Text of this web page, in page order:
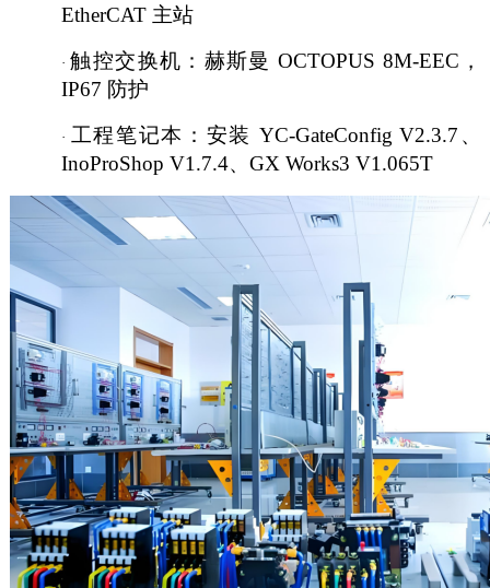
EtherCAT 主站
·触控交换机：赫斯曼 OCTOPUS 8M-EEC，
IP67 防护
· 工程笔记本：安装 YC-GateConfig V2.3.7、
InoProShop V1.7.4、GX Works3 V1.065T